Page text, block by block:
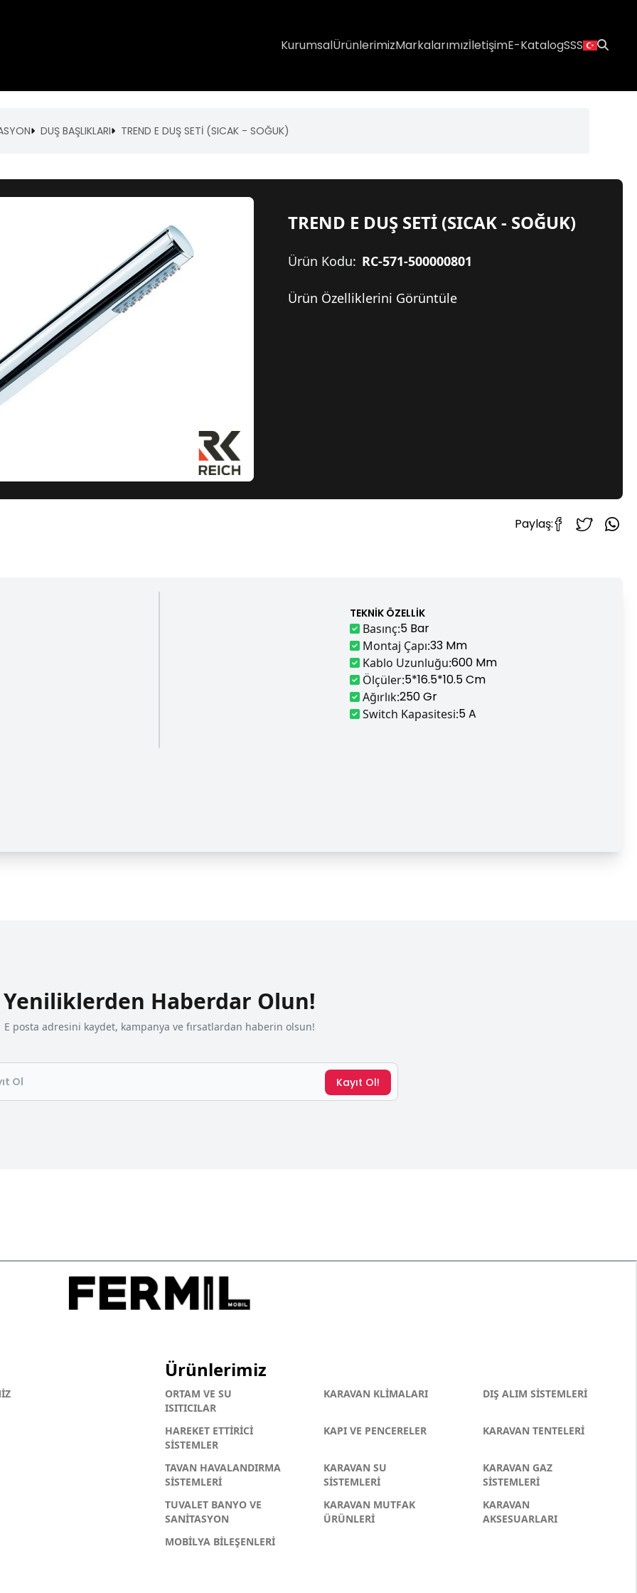
KurumsalÜrünlerimizMarkalarımızİletişimE-KatalogSSS
DUŞ BAŞLIKLARI TREND E DUŞ SETİ (SICAK - SOĞUK)
TREND E DUŞ SETİ (SICAK - SOĞUK)
Ürün Kodu: RC-571-500000801
Ürün Özelliklerini Görüntüle
Paylaş:
TEKNIK ÖZELLIK
Basınç:5 Bar
Montaj Çapı:33 Mm
Kablo Uzunluğu:600 Mm
Ölçüler:5*16.5*10.5 Cm
Ağırlık:250 Gr
Switch Kapasitesi:5 A
Yeniliklerden Haberdar Olun!
E posta adresini kaydet, kampanya ve fırsatlardan haberin olsun!
Kayıt Ol!
Ürünlerimiz
ORTAM VE SU
ISITICILAR
KARAVAN KLİMALARI DIŞ ALIM SİSTEMLERİ
HAREKET ETTİRİCİ
SİSTEMLER
KAPI VE PENCERELER KARAVAN TENTELERİ
TAVAN HAVALANDIRMA
SİSTEMLERİ
KARAVAN SU
SİSTEMLERİ
KARAVAN GAZ
SİSTEMLERİ
TUVALET BANYO VE
SANİTASYON
KARAVAN MUTFAK
ÜRÜNLERİ
KARAVAN
AKSESUARLARI
MOBİLYA BİLEŞENLERİ